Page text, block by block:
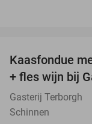
Kaasfondue
+ fles wijn bij
Gasterij Terborgh
Schinnen